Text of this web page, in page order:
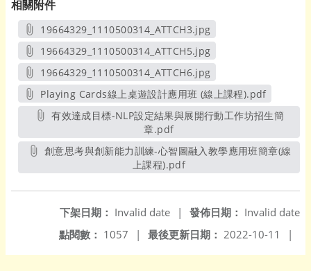
相關附件
19664329_1110500314_ATTCH3.jpg
另開新視窗
19664329_1110500314_ATTCH5.jpg
另開新視窗
19664329_1110500314_ATTCH6.jpg
另開新視窗
Playing Cards線上桌遊設計應用班 (線上課程).pdf
另開新視窗
有效達成目標-NLP設定結果與展開行動工作坊招生簡
章.pdf另開新視窗
上課程).pdf另開新視窗
發佈日期： Invalid date
下架日期： Invalid date
|
最後更新日期： 2022-10-11 |
點閱數： 1057 |